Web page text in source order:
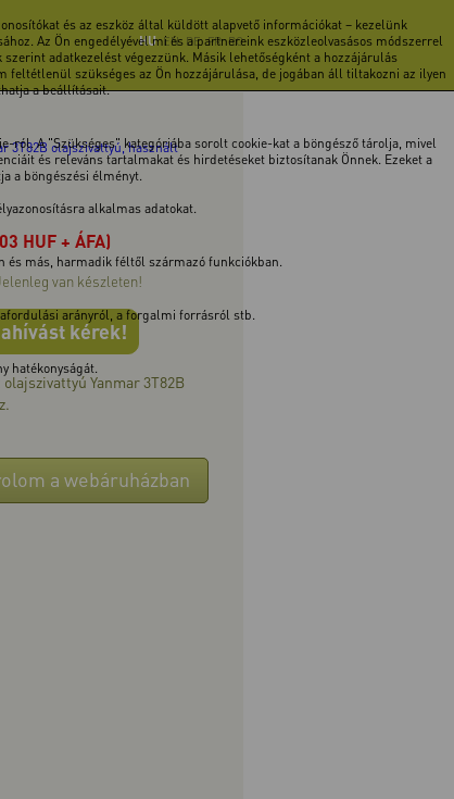
és az eszköz által küldött alapvető információkat – kezelünk
Az Ön engedélyével mi és a partnereink eszközleolvasásos módszerrel
adatkezelést végezzünk. Másik lehetőségként a hozzájárulás
szükséges az Ön hozzájárulása, de jogában áll tiltakozni az ilyen
a beállításait.
ról. A "Szükséges" kategóriába sorolt cookie-kat a böngésző tárolja, mivel
és releváns tartalmakat és hirdetéseket biztosítanak Önnek. Ezeket a
a böngészési élményt.
alkalmas adatokat.
és más, harmadik féltől származó funkciókban.
arányról, a forgalmi forrásról stb.
hatékonyságát.
HU EN DE FR RO
3T82B olajszivattyú, használt
HUF + ÁFA)
Jelenleg van készleten!
kérek!
Yanmar 3T82B
a webáruházban